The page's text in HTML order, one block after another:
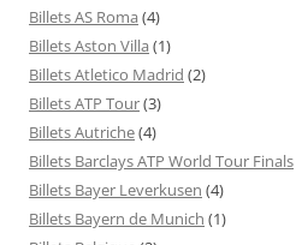
Billets AS Roma (4)
Billets Aston Villa (1)
Billets Atletico Madrid (2)
Billets ATP Tour(3)
Billets Autriche(4)
Billets Barclays ATP World Tour Finals
Billets Bayer Leverkusen (4)
Billets Bayern de Munich (1)